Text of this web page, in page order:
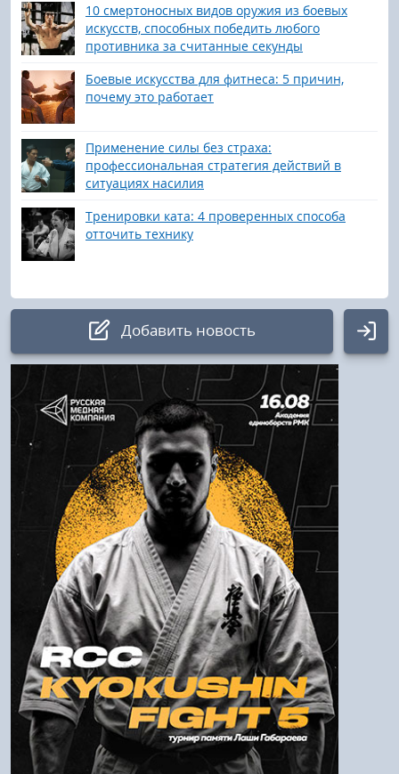
10 смертоносных видов оружия из боевых
искусств, способных победить любого
противника за считанные секунды
Боевые искусства для фитнеса: 5 причин,
почему это работает
Применение силы без страха:
профессиональная стратегия действий в
ситуациях насилия
Тренировки ката: 4 проверенных способа
отточить технику
Добавить новость
Авторизация
Логин:
Пароль
Войти
Напомнить пароль
Регистрация